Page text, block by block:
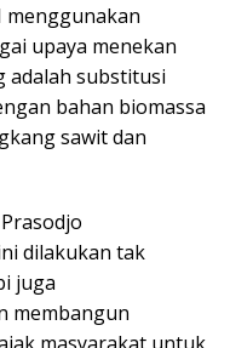
menggunakan
upaya menekan
adalah substitusi
bahan biomassa
sawit dan
dilakukan tak
juga
membangun
masyarakat untuk